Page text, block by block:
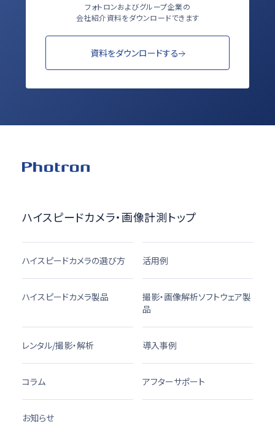
フォトロンおよびグループ企業の
会社紹介資料をダウンロードできます
資料をダウンロードする
ハイスピードカメラ・画像計測トップ
ハイスピードカメラの選び方 活用例
ハイスピードカメラ製品
撮影・画像解析ソフトウェア製
品
レンタル/撮影・解析 導入事例
コラム アフターサポート
お知らせ